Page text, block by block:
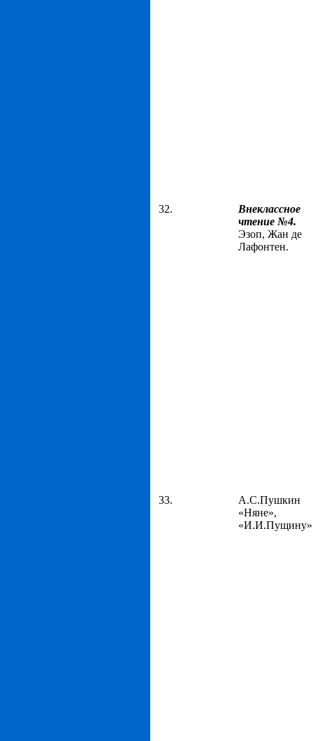
32.
Внеклассное
чтение №4.
Эзоп, Жан де
Лафонтен.
33.
А.С.Пушкин
«Няне»,